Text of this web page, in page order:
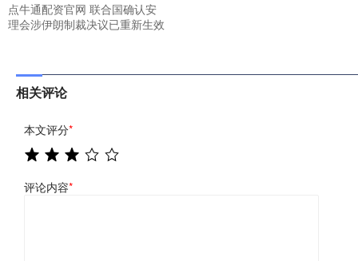
点牛通配资官网 联合国确认安
理会涉伊朗制裁决议已重新生效
相关评论
本文评分*
评论内容*